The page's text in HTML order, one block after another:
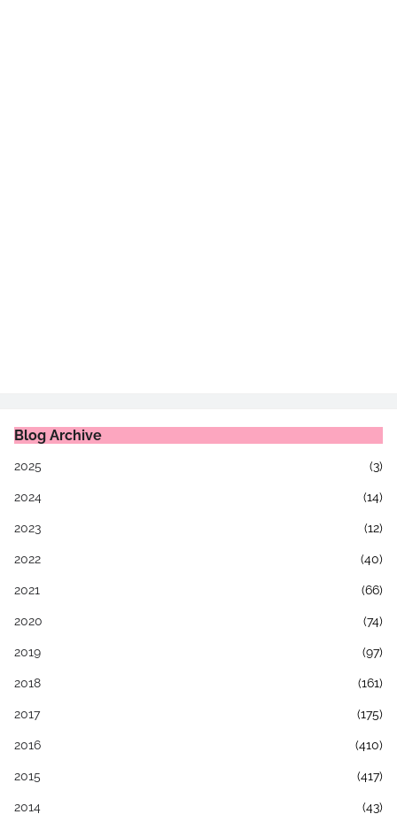
Blog Archive
2025 (3)
2024 (14)
2023 (12)
2022 (40)
2021 (66)
2020 (74)
2019 (97)
2018 (161)
2017 (175)
2016 (410)
2015 (417)
2014 (43)